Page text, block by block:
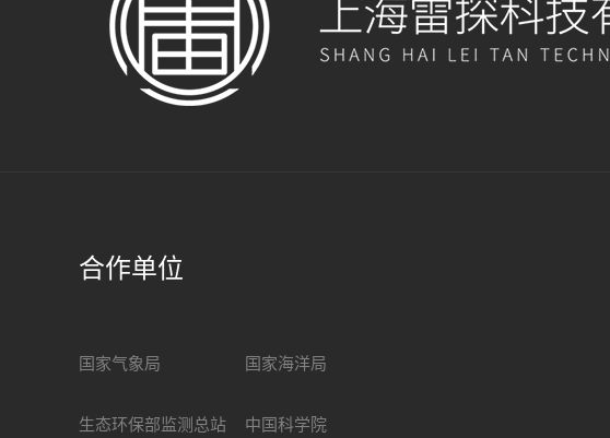
合作单位
国家气象局 国家海洋局
生态环保部监测总站 中国科学院